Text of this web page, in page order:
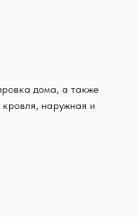
дома, а также
наружная и